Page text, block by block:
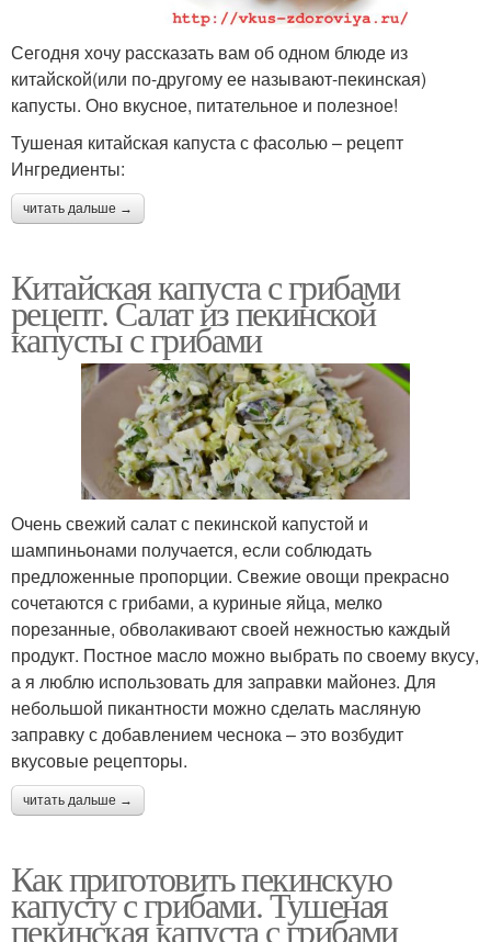
Сегодня хочу рассказать вам об одном блюде из
китайской(или по-другому ее называют-пекинская)
капусты. Оно вкусное, питательное и полезное!
Тушеная китайская капуста с фасолью – рецепт
Ингредиенты:
читать дальше →
Китайская капуста с грибами
рецепт. Салат из пекинской
капусты с грибами
Очень свежий салат с пекинской капустой и
шампиньонами получается, если соблюдать
предложенные пропорции. Свежие овощи прекрасно
сочетаются с грибами, а куриные яйца, мелко
порезанные, обволакивают своей нежностью каждый
продукт. Постное масло можно выбрать по своему вкусу,
а я люблю использовать для заправки майонез. Для
небольшой пикантности можно сделать масляную
заправку с добавлением чеснока – это возбудит
вкусовые рецепторы.
читать дальше →
Как приготовить пекинскую
капусту с грибами. Тушеная
пекинская капуста с грибами